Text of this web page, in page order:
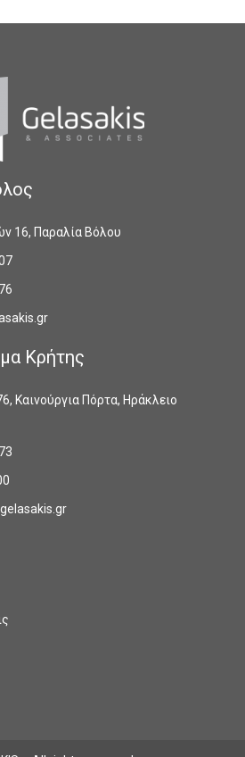
16, Παραλία Βόλου
Κρήτης
Καινούργια Πόρτα, Ηράκλειο